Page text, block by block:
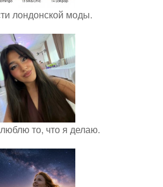
лондонской моды.
то, что я делаю.